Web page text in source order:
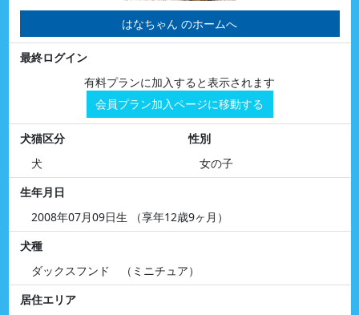
はなちゃん のホームへ
最終ログイン
有料プランに加入すると表示されます
会員プラン加入ページに移動する
犬猫区分
犬
性別
女の子
生年月日
2008年07月09日生 （享年12歳9ヶ月）
犬種
ダックスフンド （ミニチュア）
居住エリア